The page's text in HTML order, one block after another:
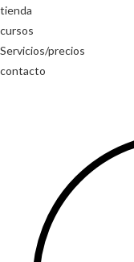
Saltar
al
contenido
tienda
cursos
Servicios/precios
contacto